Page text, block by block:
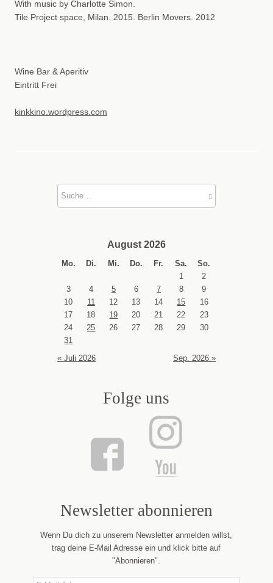
With music by Charlotte Simon.
Tile Project space, Milan. 2015. Berlin Movers. 2012
Wine Bar & Aperitiv
Eintritt Frei
kinkkino.wordpress.com
August 2026
Mo. Di. Mi. Do. Fr. Sa. So.
« Juli 2026 Sep. 2026 »
1
2
3
4 5 6 7 8
9
10
11 12 13 14 15
16
17
18 19 20 21 22
23
24
25 26 27 28 29
30
31
Folge uns
Newsletter abonnieren
Wenn Du dich zu unserem Newsletter anmelden willst,
trag deine E-Mail Adresse ein und klick bitte auf
"Abonnieren".